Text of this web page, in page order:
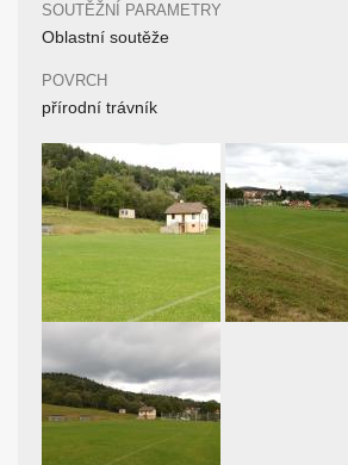
SOUTĚŽNÍ PARAMETRY
Oblastní soutěže
POVRCH
přírodní trávník